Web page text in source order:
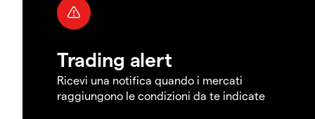
Trading alert
Ricevi una notifica quando i mercati
raggiungono le condizioni da te indicate